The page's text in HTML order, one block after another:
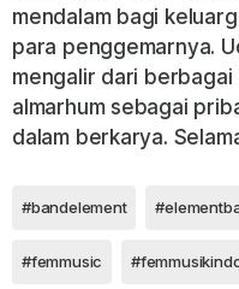
mendalam bagi
para penggemarnya.
mengalir dari
almarhum sebagai
dalam berkarya.
#bandelement
#femmusic